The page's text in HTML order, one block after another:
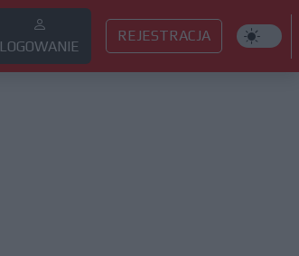
LOGOWANIE
REJESTRACJA